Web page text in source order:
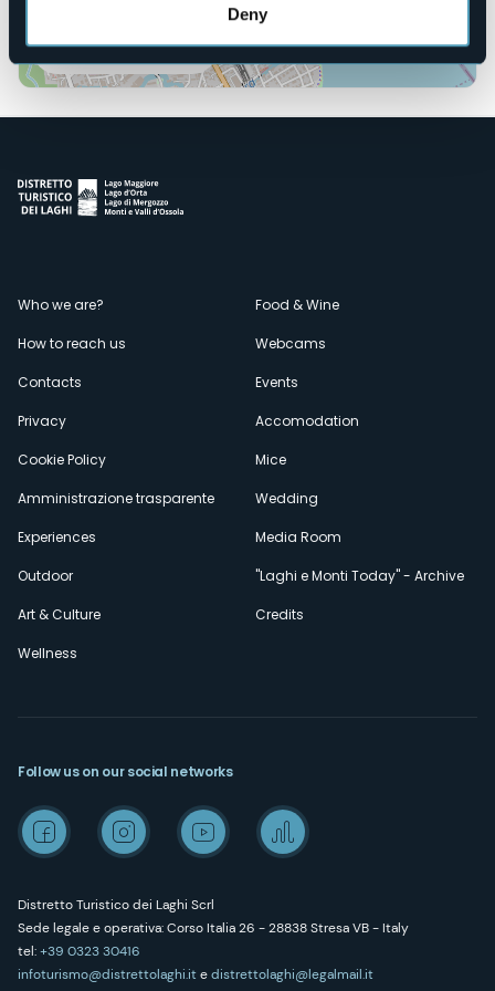
Deny
Open the map
Menù
secondario
Who we are?
How to reach us
Contacts
Privacy
Cookie Policy
Amministrazione trasparente
Experiences
Outdoor
Art & Culture
Wellness
Food & Wine
Webcams
Events
Accomodation
Mice
Wedding
Media Room
"Laghi e Monti Today" - Archive
Credits
Distretto Turistico dei Laghi Scrl
Sede legale e operativa: Corso Italia 26 - 28838 Stresa VB - Italy
tel:+39 0323 30416
infoturismo@distrettolaghi.itedistrettolaghi@legalmail.it
Follow us on our social networks